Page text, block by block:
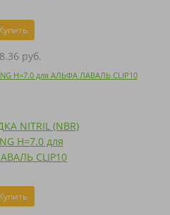
Купить
руб.
H=7.0 для АЛЬФА ЛАВАЛЬ CLIP10
Купить